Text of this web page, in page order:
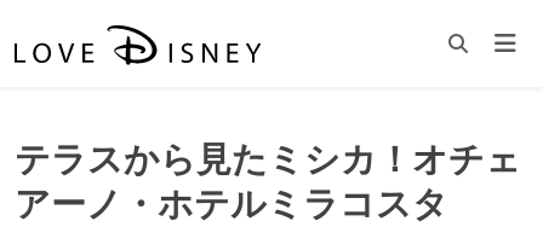
テラスから見たミシカ！オチェ
アーノ・ホテルミラコスタ